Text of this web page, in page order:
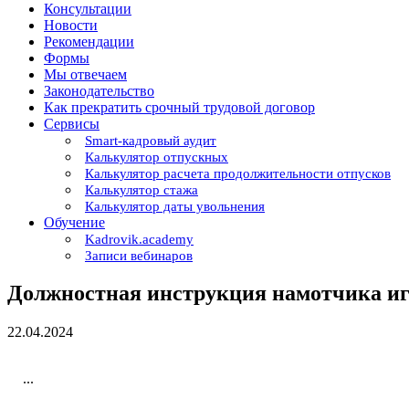
Консультации
Новости
Рекомендации
Формы
Мы отвечаем
Законодательство
Как прекратить срочный трудовой договор
Сервисы
Smart-кадровый аудит
Калькулятор отпускных
Калькулятор расчета продолжительности отпусков
Калькулятор стажа
Калькулятор даты увольнения
Обучение
Kadrovik.academy
Записи вебинаров
Должностная инструкция намотчика
22.04.2024
...